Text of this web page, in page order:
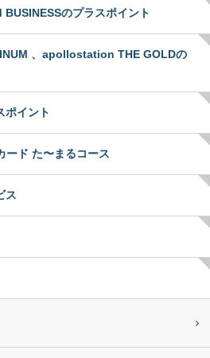
のプラスポイント
、apollostation THE GOLDの
イント
ード た〜まるコース
ス